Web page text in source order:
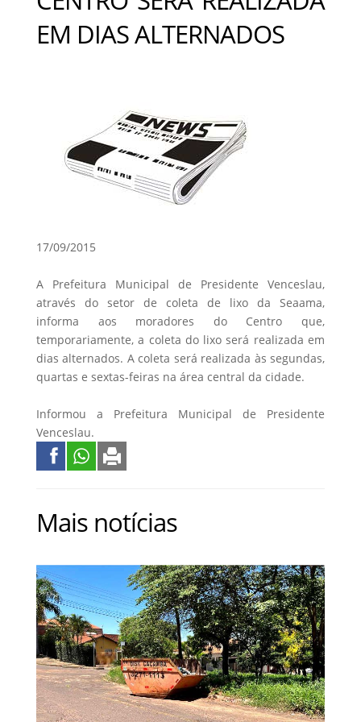
EM DIAS ALTERNADOS
17/09/2015
A Prefeitura Municipal de Presidente Venceslau,
através do setor de coleta de lixo da Seaama,
informa aos moradores do Centro que,
temporariamente, a coleta do lixo será realizada em
dias alternados. A coleta será realizada às segundas,
quartas e sextas-feiras na área central da cidade.
Informou a Prefeitura Municipal de Presidente
Venceslau.
Mais notícias